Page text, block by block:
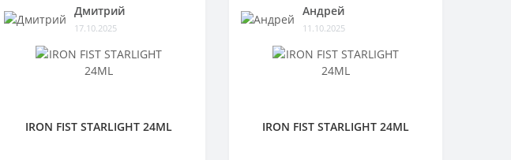
Дмитрий
17.10.2025
IRON FIST STARLIGHT 24ML
Андрей
11.10.2025
IRON FIST STARLIGHT 24ML